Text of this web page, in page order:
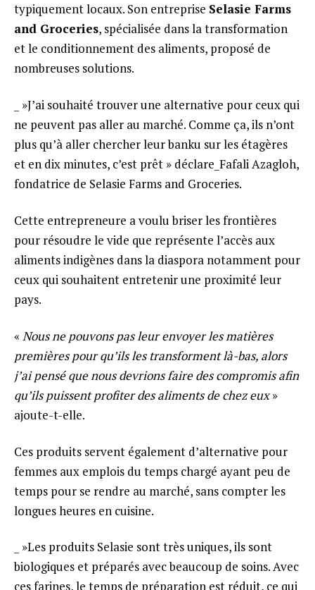
typiquement locaux. Son entreprise Selasie Farms
and Groceries, spécialisée dans la transformation
et le conditionnement des aliments, proposé de
nombreuses solutions.
_ »J’ai souhaité trouver une alternative pour ceux qui
ne peuvent pas aller au marché. Comme ça, ils n’ont
plus qu’à aller chercher leur banku sur les étagères
et en dix minutes, c’est prêt » déclare_Fafali Azagloh,
fondatrice de Selasie Farms and Groceries.
Cette entrepreneure a voulu briser les frontières
pour résoudre le vide que représente l’accès aux
aliments indigènes dans la diaspora notamment pour
ceux qui souhaitent entretenir une proximité leur
pays.
« Nous ne pouvons pas leur envoyer les matières
premières pour qu’ils les transforment là-bas, alors
j’ai pensé que nous devrions faire des compromis afin
qu’ils puissent profiter des aliments de chez eux»
ajoute-t-elle.
Ces produits servent également d’alternative pour
femmes aux emplois du temps chargé ayant peu de
temps pour se rendre au marché, sans compter les
longues heures en cuisine.
_ »Les produits Selasie sont très uniques, ils sont
biologiques et préparés avec beaucoup de soins. Avec
ces farines, le temps de préparation est réduit, ce qui